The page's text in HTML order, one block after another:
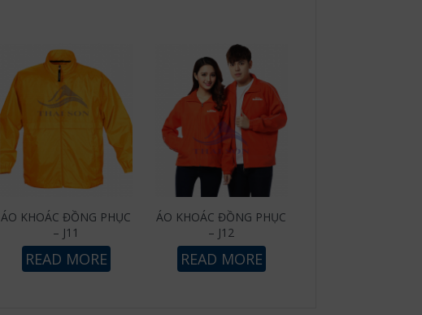
ÁO KHOÁC ĐỒNG PHỤC
– J11
READ MORE
ÁO KHOÁC ĐỒNG PHỤC
– J12
READ MORE